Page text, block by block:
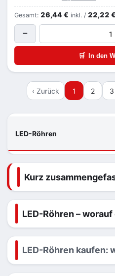
LED-Röhren
Gesamt: 26,44 € inkl. / 22,22 €
−
🛒 In den
‹ Zurück 1 2 3
Kurz
LED-Röhren –
LED-Röhren kaufen: